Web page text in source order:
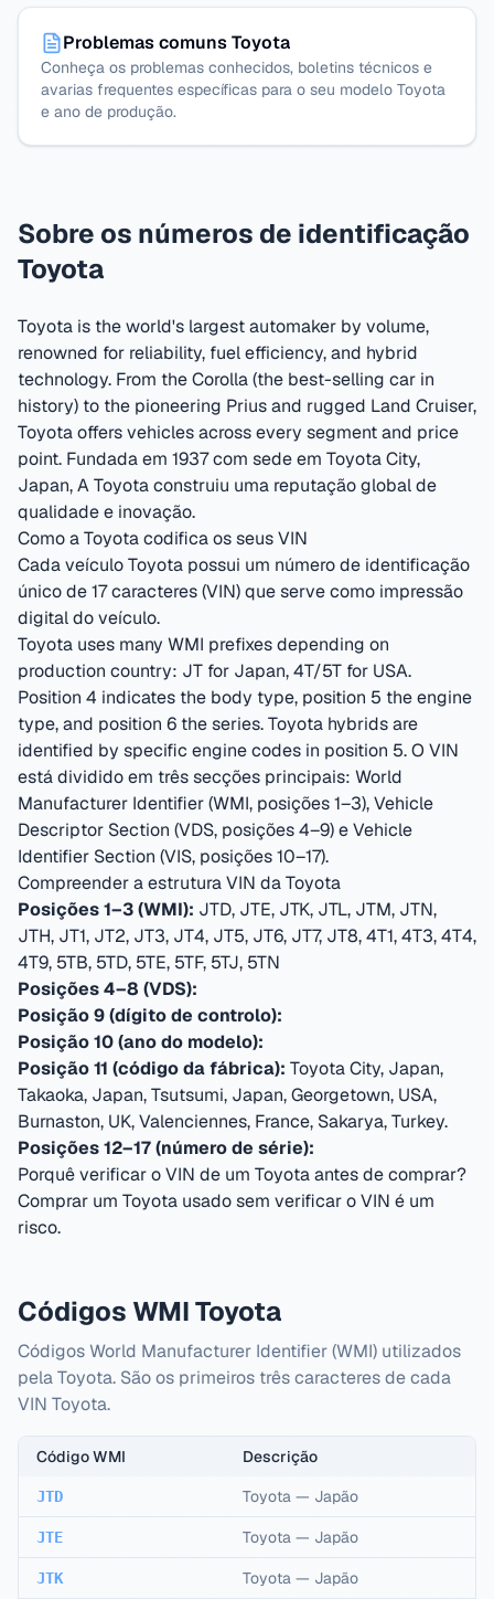
Problemas comuns Toyota
Conheça os problemas conhecidos, boletins técnicos e
avarias frequentes específicas para o seu modelo Toyota
e ano de produção.
Sobre os números de identificação
Toyota
Toyota is the world's largest automaker by volume,
renowned for reliability, fuel efficiency, and hybrid
technology. From the Corolla (the best-selling car in
history) to the pioneering Prius and rugged Land Cruiser,
Toyota offers vehicles across every segment and price
point. Fundada em 1937 com sede em Toyota City,
Japan,A Toyota construiu uma reputação global de
qualidade e inovação.
Como a Toyota codifica os seus VIN
Cada veículo Toyota possui um número de identificação
único de 17 caracteres (VIN) que serve como impressão
digital do veículo.
Toyota uses many WMI prefixes depending on
production country: JT for Japan, 4T/5T for USA.
Position 4 indicates the body type, position 5 the engine
type, and position 6 the series. Toyota hybrids are
identified by specific engine codes in position 5.O VIN
está dividido em três secções principais: World
Manufacturer Identifier (WMI, posições 1–3), Vehicle
Descriptor Section (VDS, posições 4–9) e Vehicle
Identifier Section (VIS, posições 10–17).
Compreender a estrutura VIN da Toyota
Posições 1–3 (WMI): JTD, JTE, JTK, JTL, JTM, JTN,
JTH, JT1, JT2, JT3, JT4, JT5, JT6, JT7, JT8, 4T1, 4T3, 4T4,
4T9, 5TB, 5TD, 5TE, 5TF, 5TJ, 5TN
Posições 4–8 (VDS):
Posição 9 (dígito de controlo):
Posição 10 (ano do modelo):
Posição 11 (código da fábrica): Toyota City, Japan,
Takaoka, Japan, Tsutsumi, Japan, Georgetown, USA,
Burnaston, UK, Valenciennes, France, Sakarya, Turkey.
Posições 12–17 (número de série):
Porquê verificar o VIN de um Toyota antes de comprar?
Comprar um Toyota usado sem verificar o VIN é um
risco.
Códigos WMI Toyota
Códigos World Manufacturer Identifier (WMI) utilizados
pela Toyota. São os primeiros três caracteres de cada
VIN Toyota.
Código WMI Descrição
JTD Toyota — Japão
JTE Toyota — Japão
JTK Toyota — Japão